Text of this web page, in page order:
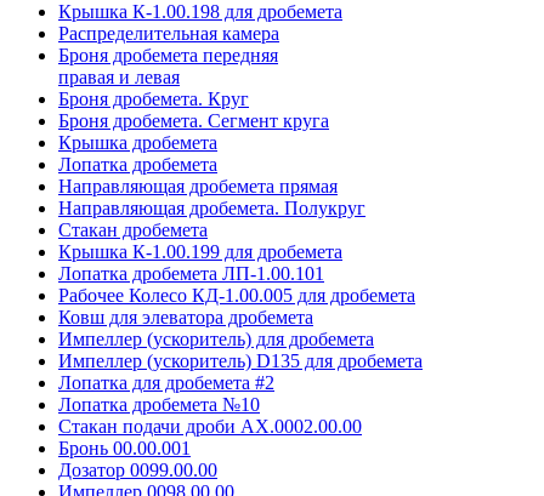
Крышка К-1.00.198 для дробемета
Распределительная камера
Броня дробемета передняя
правая и левая
Броня дробемета. Круг
Броня дробемета. Сегмент круга
Крышка дробемета
Лопатка дробемета
Направляющая дробемета прямая
Направляющая дробемета. Полукруг
Стакан дробемета
Крышка К-1.00.199 для дробемета
Лопатка дробемета ЛП-1.00.101
Рабочее Колесо КД-1.00.005 для дробемета
Ковш для элеватора дробемета
Импеллер (ускоритель) для дробемета
Импеллер (ускоритель) D135 для дробемета
Лопатка для дробемета #2
Лопатка дробемета №10
Стакан подачи дроби АХ.0002.00.00
Бронь 00.00.001
Дозатор 0099.00.00
Импеллер 0098.00.00